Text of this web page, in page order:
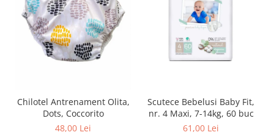
Vaco Retail sp.zo.o (3 produse)
Van Vliet The Candy Company BV
(8 produse)
Vet's Best (8 produse)
Yuup! - Cosmetica Veneta (17
produse)
Chilotel Antrenament Olita,
Dots, Coccorito
48,00 Lei
Scutece Bebelusi Baby Fit,
nr. 4 Maxi, 7-14kg, 60 buc
61,00 Lei